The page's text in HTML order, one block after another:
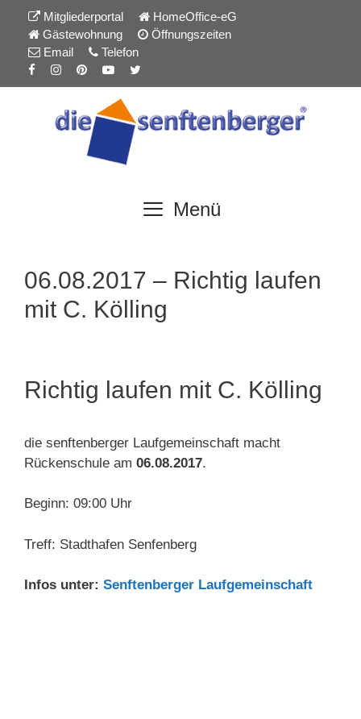
springen
Inhalt
springen
Mitgliederportal
HomeOffice-eG
Gästewohnung
Öffnungszeiten
Email
Telefon
Menü
06.08.2017 – Richtig laufen
mit C. Kölling
Richtig laufen mit C. Kölling
die senftenberger Laufgemeinschaft macht
Rückenschule am 06.08.2017.
Beginn: 09:00 Uhr
Treff: Stadthafen Senfenberg
Infos unter: Senftenberger Laufgemeinschaft